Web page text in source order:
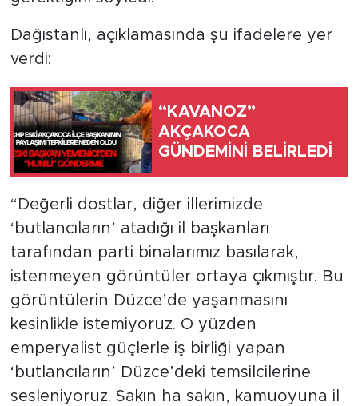
Dağıstanlı, açıklamasında şu ifadelere yer
verdi:
“KAVANOZ”
AKÇAKOCA
GÜNDEMİNİ BELİRLEDİ
“Değerli dostlar, diğer illerimizde
‘butlancıların’ atadığı il başkanları
tarafından parti binalarımız basılarak,
istenmeyen görüntüler ortaya çıkmıştır. Bu
görüntülerin Düzce’de yaşanmasını
kesinlikle istemiyoruz. O yüzden
emperyalist güçlerle iş birliği yapan
‘butlancıların’ Düzce’deki temsilcilerine
sesleniyoruz. Sakın ha sakın, kamuoyuna il